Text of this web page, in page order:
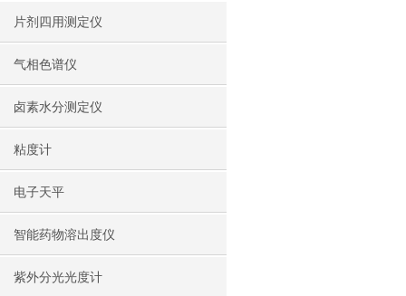
片剂四用测定仪
气相色谱仪
卤素水分测定仪
粘度计
电子天平
智能药物溶出度仪
紫外分光光度计